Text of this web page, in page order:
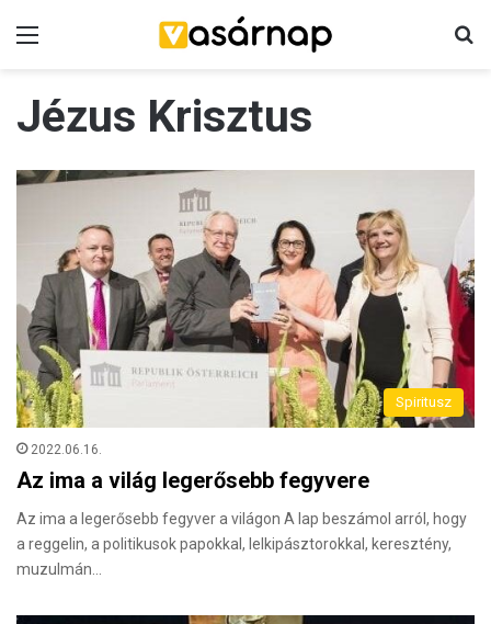
Jézus Krisztus
Spiritusz
2022.06.16.
Az ima a világ legerősebb fegyvere
Az ima a legerősebb fegyver a világon A lap beszámol arról, hogy
a reggelin, a politikusok papokkal, lelkipásztorokkal, keresztény,
muzulmán…